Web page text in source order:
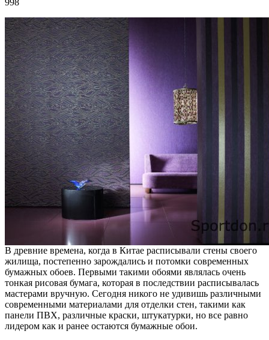
В древние времена, когда в Китае расписывали стены своего
жилища, постепенно зарождались и потомки современных
бумажных обоев. Первыми такими обоями являлась очень
тонкая рисовая бумага, которая в последствии расписывалась
мастерами вручную. Сегодня никого не удивишь различными
современными материалами для отделки стен, такими как
панели ПВХ, различные краски, штукатурки, но все равно
лидером как и ранее остаются бумажные обои.